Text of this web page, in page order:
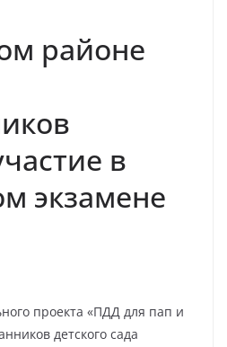
районе
в
экзамене
проекта «ПДД для пап и
детского сада